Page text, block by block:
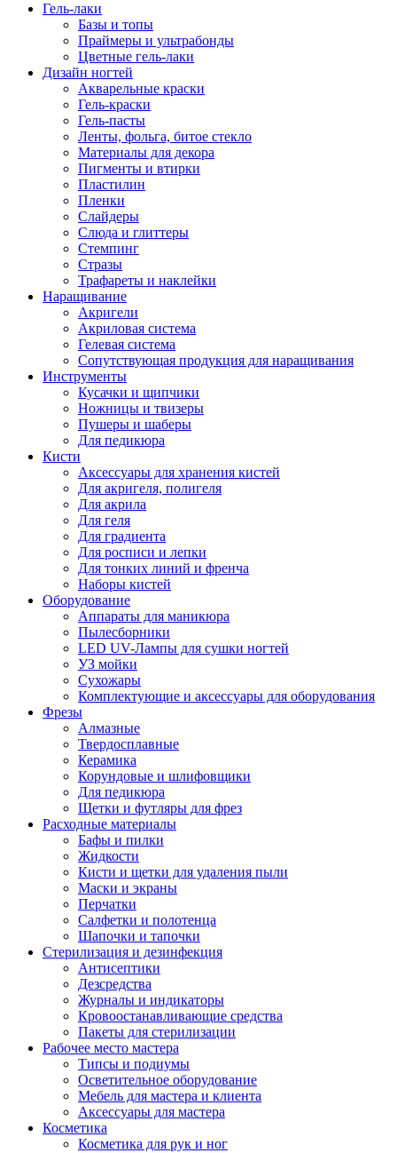
Гель-лаки
Базы и топы
Праймеры и ультрабонды
Цветные гель-лаки
Дизайн ногтей
Акварельные краски
Гель-краски
Гель-пасты
Ленты, фольга, битое стекло
Материалы для декора
Пигменты и втирки
Пластилин
Пленки
Слайдеры
Слюда и глиттеры
Стемпинг
Стразы
Трафареты и наклейки
Наращивание
Акригели
Акриловая система
Гелевая система
Сопутствующая продукция для наращивания
Инструменты
Кусачки и щипчики
Ножницы и твизеры
Пушеры и шаберы
Для педикюра
Кисти
Аксессуары для хранения кистей
Для акригеля, полигеля
Для акрила
Для геля
Для градиента
Для росписи и лепки
Для тонких линий и френча
Наборы кистей
Оборудование
Аппараты для маникюра
Пылесборники
LED UV-Лампы для сушки ногтей
УЗ мойки
Сухожары
Комплектующие и аксессуары для оборудования
Фрезы
Алмазные
Твердосплавные
Керамика
Корундовые и шлифовщики
Для педикюра
Щетки и футляры для фрез
Расходные материалы
Бафы и пилки
Жидкости
Кисти и щетки для удаления пыли
Маски и экраны
Перчатки
Салфетки и полотенца
Шапочки и тапочки
Стерилизация и дезинфекция
Антисептики
Дезсредства
Журналы и индикаторы
Кровоостанавливающие средства
Пакеты для стерилизации
Рабочее место мастера
Типсы и подиумы
Осветительное оборудование
Мебель для мастера и клиента
Аксессуары для мастера
Косметика
Косметика для рук и ног